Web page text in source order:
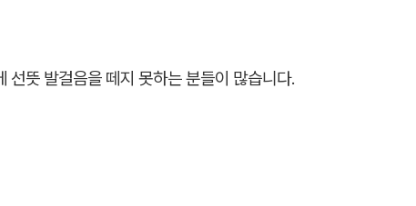
선뜻 발걸음을 떼지 못하는 분들이 많습니다.